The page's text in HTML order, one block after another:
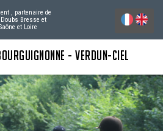
, partenaire de
Bresse et
et Loire
- VERDUN-CIEL